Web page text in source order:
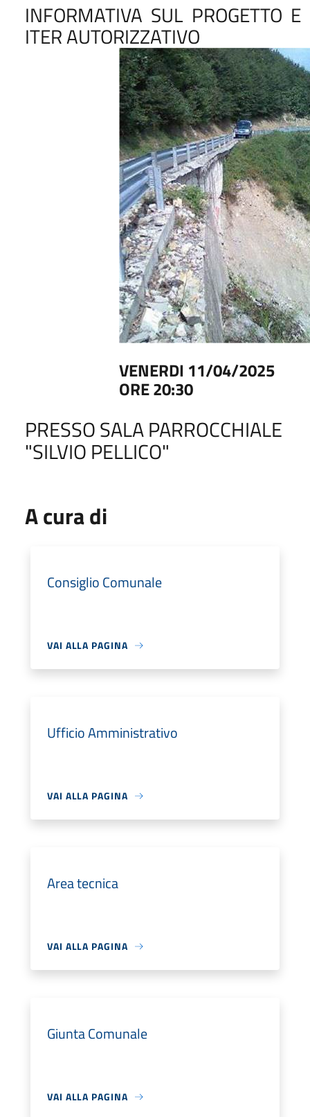
INFORMATIVA SUL PROGETTO E
ITER AUTORIZZATIVO
VENERDI 11/04/2025
ORE 20:30
PRESSO SALA PARROCCHIALE
"SILVIO PELLICO"
A cura di
Consiglio Comunale
VAI ALLA PAGINA
Ufficio Amministrativo
VAI ALLA PAGINA
Area tecnica
VAI ALLA PAGINA
Giunta Comunale
VAI ALLA PAGINA